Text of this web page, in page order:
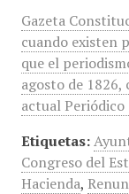
Gazeta
cuando existen
que el
agosto de
actual
Etiquetas:
Congreso del
Hacienda,